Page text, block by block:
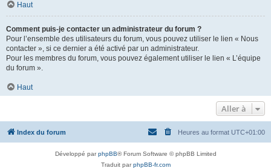
Haut
Comment puis-je contacter un administrateur du forum ?
Pour l’ensemble des utilisateurs du forum, vous pouvez utiliser le lien « Nous
contacter », si ce dernier a été activé par un administrateur.
Pour les membres du forum, vous pouvez également utiliser le lien « L’équipe
du forum ».
Haut
Aller à
Index du forum Heures au format UTC+01:00
Développé parphpBB® Forum Software © phpBB Limited
Traduit parphpBB-fr.com